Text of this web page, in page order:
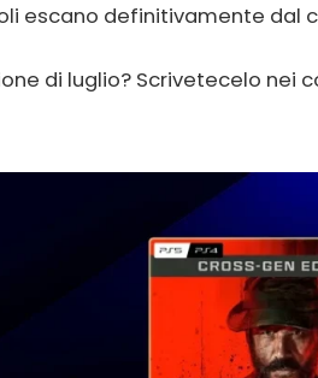
escano definitivamente dal
di luglio? Scrivetecelo nei